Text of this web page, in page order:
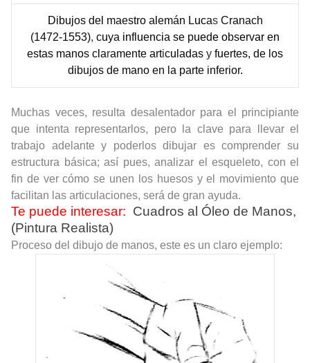
Dibujos del maestro a emán Lucas Cranach
(1472-1553), cuya infl uencia se puede observar en
estas manos c aramente articu ladas y fuertes, de los
dibujos de mano en la parte inferior.
Muchas veces, resulta desalentador para el principiante
que intenta representarlos, pero la clave para llevar el
trabajo adelante y poderlos dibujar es comprender su
estructura básica; así pues, analizar el esqueleto, con el
fin de ver cómo se unen los huesos y el movimiento que
facilitan las articulaciones, será de gran ayuda.
Te puede interesar: Cuadros al Óleo de Manos,
(Pintura Realista)
Proceso del dibujo de manos, este es un claro ejemplo: